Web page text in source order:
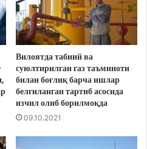
Вилоятда табиий ва
суюлтирилган газ таъминоти
билан боғлиқ барча ишлар
белгиланган тартиб асосида
изчил олиб борилмоқда
09.10.2021